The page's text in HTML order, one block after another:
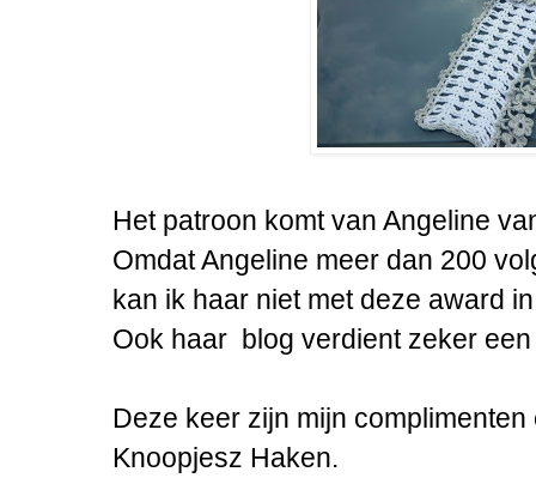
Het patroon komt van Angeline
Omdat Angeline meer dan 200
kan ik haar niet met deze award
Ook haar blog verdient zeker
Deze keer zijn mijn
Knoopjesz Haken.